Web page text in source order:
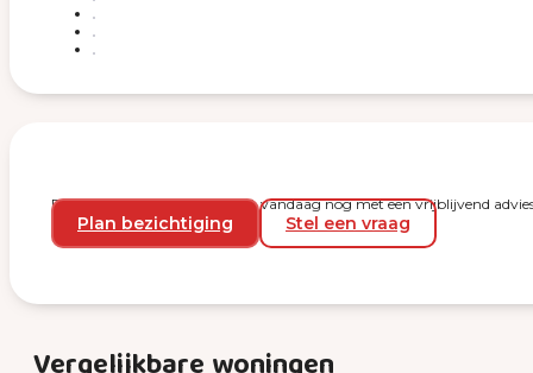
Plan een bezichtiging en start vandaag nog met een vrijblijvend
Plan bezichtiging Stel een vraag